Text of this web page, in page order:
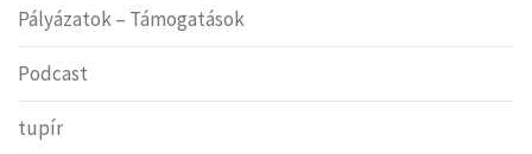
Pályázatok – Támogatások
Podcast
tupír